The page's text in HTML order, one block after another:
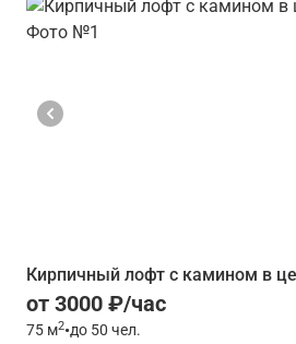
Кирпичный лофт с камином в
от 3000 ₽/час
75 м2•до 50 чел.